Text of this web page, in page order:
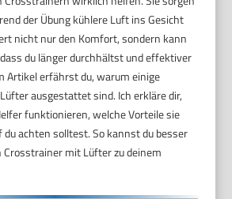
der Übung kühlere Luft ins Gesicht
nicht nur den Komfort, sondern kann
du länger durchhältst und effektiver
Artikel erfährst du, warum einige
ausgestattet sind. Ich erkläre dir,
funktionieren, welche Vorteile sie
achten solltest. So kannst du besser
Crosstrainer mit Lüfter zu deinem